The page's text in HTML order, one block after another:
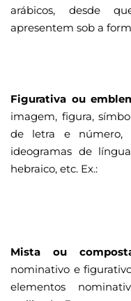
arábicos, desde
apresentem sob a
Figurativa ou
imagem, figura,
de letra e número,
ideogramas de
hebraico, etc. Ex.:
Mista ou
nominativo e
elementos